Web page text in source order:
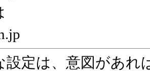
設定は、意図があれ